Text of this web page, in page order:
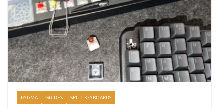
DYGMA GUIDES SPLIT KEYBOARDS